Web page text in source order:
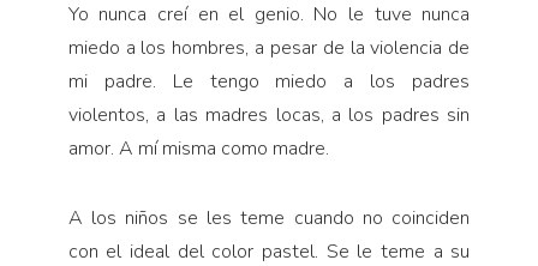
Yo nunca creí en el genio. No le tuve nunca
miedo a los hom­bres, a pesar de la violencia de
mi padre. Le tengo miedo a los padres
violentos, a las madres locas, a los padres sin
amor. A mí misma como madre.
A los niños se les teme cuando no coinciden
con el ideal del color pastel. Se le teme a su